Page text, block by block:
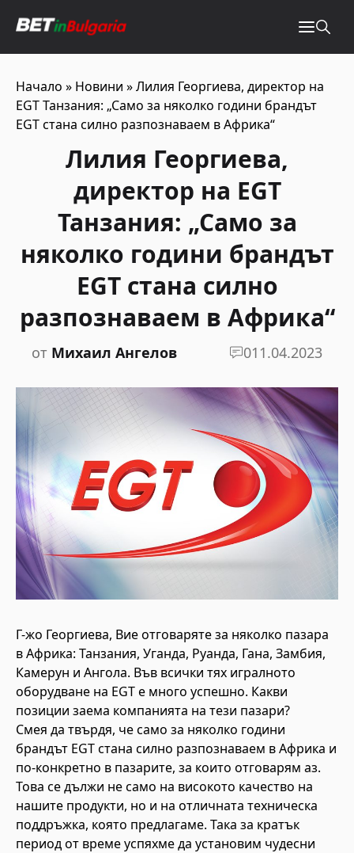
Начало » Новини »Лилия Георгиева, директор на
EGT Танзания: „Само за няколко години брандът
EGT стана силно разпознаваем в Африка“
Лилия Георгиева,
директор на EGT
Танзания: „Само за
няколко години брандът
EGT стана силно
разпознаваем в Африка“
от Михаил Ангелов 011.04.2023
Г-жо Георгиева, Вие отговаряте за няколко пазара
в Африка: Танзания, Уганда, Руанда, Гана, Замбия,
Камерун и Ангола. Във всички тях игралното
оборудване на EGT е много успешно. Какви
позиции заема компанията на тези пазари?
Смея да твърдя, че само за няколко години
брандът EGT стана силно разпознаваем в Африка и
по-конкретно в пазарите, за които отговарям аз.
Това се дължи не само на високото качество на
нашите продукти, но и на отличната техническа
поддръжка, която предлагаме. Така за кратък
период от време успяхме да установим чудесни